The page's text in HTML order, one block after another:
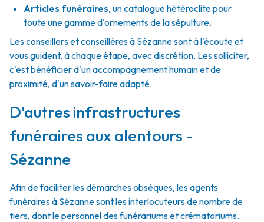
Articles funéraires, un catalogue hétéroclite pour
toute une gamme d'ornements de la sépulture.
Les conseillers et conseillères à Sézanne sont à l'écoute et
vous guident, à chaque étape, avec discrétion. Les solliciter,
c'est bénéficier d'un accompagnement humain et de
proximité, d'un savoir-faire adapté.
D'autres infrastructures
funéraires aux alentours -
Sézanne
Afin de faciliter les démarches obsèques, les agents
funéraires à Sézanne sont les interlocuteurs de nombre de
tiers, dont le personnel des funérariums et crématoriums.